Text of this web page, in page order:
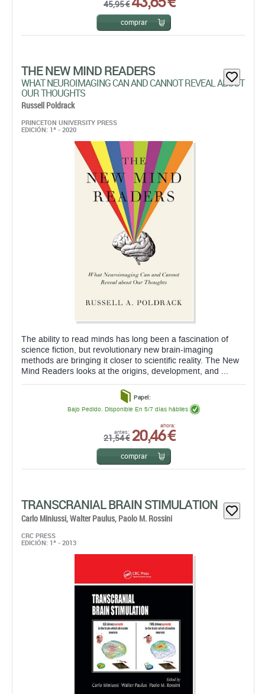
THE NEW MIND READERS
WHAT NEUROIMAGING CAN AND CANNOT REVEAL ABOUT
OUR THOUGHTS
EDICIÓN: 1ª - 2020
The ability to read minds has long been a fascination of
science fiction, but revolutionary new brain-imaging
methods are bringing it closer to scientific reality. The New
Papel:
antes:
21,54 €
ahora:
20,46 €
Bajo Pedido. Disponible En 5/7 días hábiles
comprar
TRANSCRANIAL BRAIN STIMULATION
Paolo M. Rossini
Since the discovery of transcranial magnetic stimulation